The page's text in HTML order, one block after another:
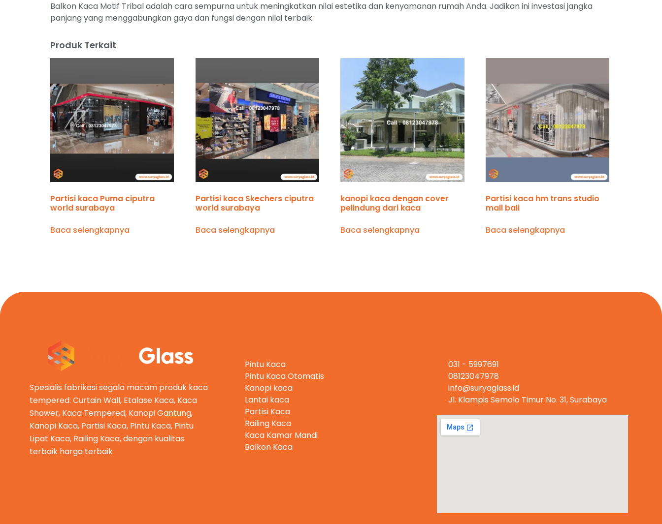
Balkon Kaca Motif Tribal adalah cara sempurna untuk meningkatkan nilai estetika dan kenyamanan rumah Anda. Jadikan ini investasi jangka
panjang yang menggabungkan gaya dan fungsi dengan nilai terbaik.
Produk Terkait
Partisi kaca Puma ciputra
world surabaya
Baca selengkapnya
Partisi kaca Skechers ciputra
world surabaya
Baca selengkapnya
kanopi kaca dengan cover
pelindung dari kaca
Baca selengkapnya
Partisi kaca hm trans studio
mall bali
Baca selengkapnya
Spesialis fabrikasi segala macam produk kaca
tempered: Curtain Wall, Etalase Kaca, Kaca
Shower, Kaca Tempered, Kanopi Gantung,
Kanopi Kaca, Partisi Kaca, Pintu Kaca, Pintu
Lipat Kaca, Railing Kaca, dengan kualitas
terbaik harga terbaik
Pintu Kaca
Pintu Kaca Otomatis
Kanopi kaca
Lantai kaca
Partisi Kaca
Railing Kaca
Kaca Kamar Mandi
Balkon Kaca
031 - 5997691
08123047978
info@suryaglass.id
Jl. Klampis Semolo Timur No. 31, Surabaya